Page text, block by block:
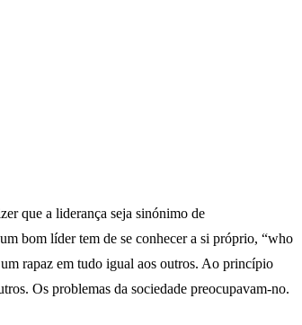
que a liderança seja sinónimo de
bom líder tem de se conhecer a si próprio, “who
rapaz em tudo igual aos outros. Ao princípio
Os problemas da sociedade preocupavam-no.